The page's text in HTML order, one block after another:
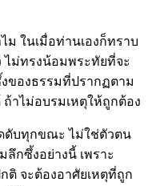
ม ในเมื่อท่านเองก็ทราบ
ไม่ทรงน้อมพระทัยที่จะ
ของธรรมที่ปรากฏตาม
าไม่อบรมเหตุให้ถูกต้อง
ดับทุกขณะ ไม่ใช่ตัวตน
กซึ้งอย่างนี้ เพราะ
จะต้องอาศัยเหตุที่ถูก